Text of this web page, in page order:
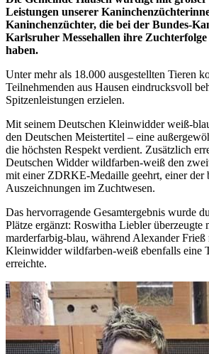
Leistungen unserer
Kaninchenzüchter, die bei der Bundes-
Karlsruher Messehallen ihre Zuchterfolge
haben.
Unter mehr als 18.000 ausgestellten Tieren
Teilnehmenden aus Hausen eindrucksvoll
Spitzenleistungen erzielen.
Mit seinem Deutschen Kleinwidder weiß-
den Deutschen Meistertitel – eine
die höchsten Respekt verdient. Zusätzlich
Deutschen Widder wildfarben-weiß den
mit einer ZDRKE-Medaille geehrt, einer der
Auszeichnungen im Zuchtwesen.
Das hervorragende Gesamtergebnis wurde
Plätze ergänzt: Roswitha Liebler
marderfarbig-blau, während Alexander Frieß
Kleinwidder wildfarben-weiß ebenfalls eine
erreichte.